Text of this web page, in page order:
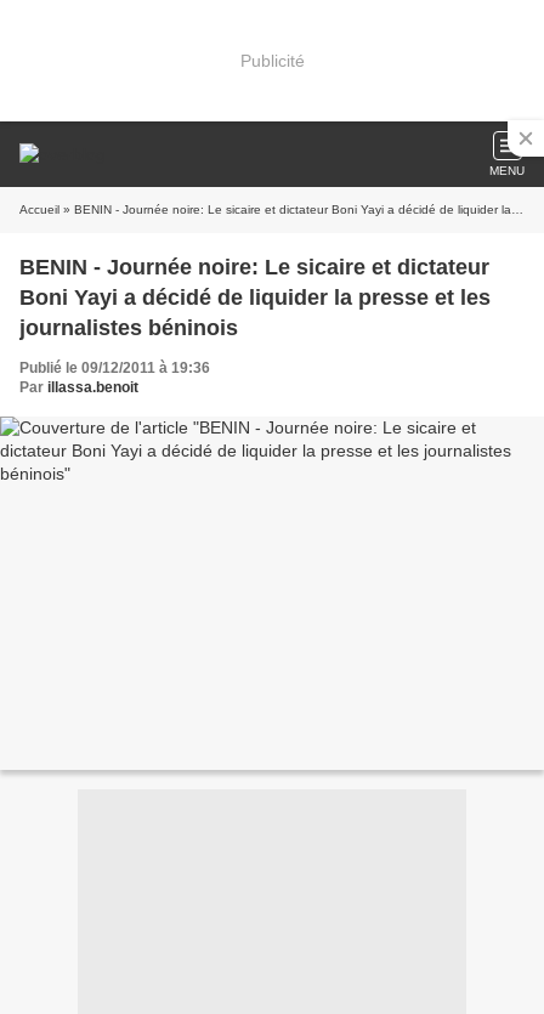
Publicité
MENU
Accueil » BENIN - Journée noire: Le sicaire et dictateur Boni Yayi a décidé de liquider la presse et les journalistes béninois
BENIN - Journée noire: Le sicaire et dictateur
Boni Yayi a décidé de liquider la presse et les
journalistes béninois
Publié le 09/12/2011 à 19:36
Par illassa.benoit